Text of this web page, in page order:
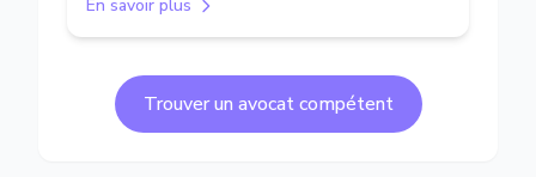
En savoir plus
Trouver un avocat compétent